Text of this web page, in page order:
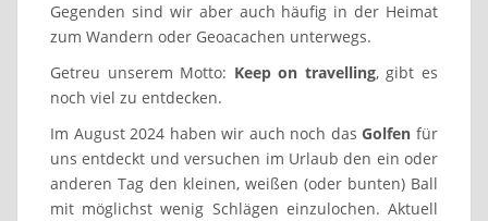
Gegenden sind wir aber auch häufig in der Heimat
zum Wandern oder Geoacachen unterwegs.
Getreu unserem Motto: Keep on travelling, gibt es
noch viel zu entdecken.
Im August 2024 haben wir auch noch dasGolfen für
uns entdeckt und versuchen im Urlaub den ein oder
anderen Tag den kleinen, weißen (oder bunten) Ball
mit möglichst wenig Schlägen einzulochen. Aktuell